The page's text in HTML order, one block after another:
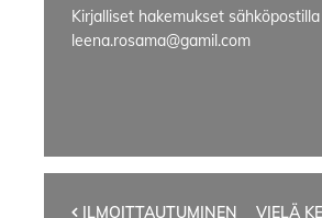
Kirjalliset hakemukset
leena.rosama@gamil.com
ILMOITTAUTUMINEN VIELÄ